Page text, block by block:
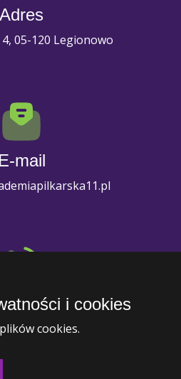
Adres
05-120 Legionowo
E-mail
567-8910
i cookies
cookies.